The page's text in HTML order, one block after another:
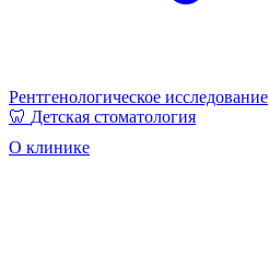
Рентгенологическое исследование
🦷 Детская стоматология
О клинике